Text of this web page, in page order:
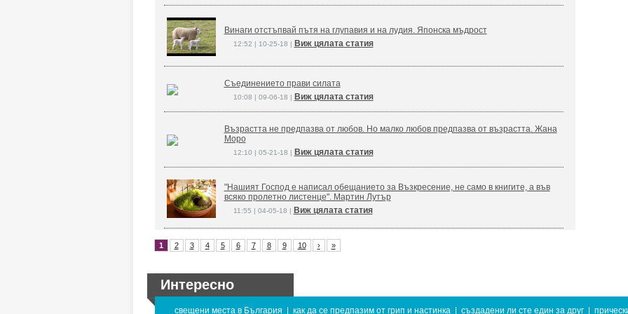
Винаги отстъпвай пътя на глупавия и на лудия. Японска мъдрост
12:52 | 10-25-18 | Виж цялата статия
Съединението прави силата
10:08 | 09-06-18 | Виж цялата статия
Възрастта не предпазва от любов. Но малко любов предпазва от възрастта. Жана
Моро
12:10 | 05-21-18 | Виж цялата статия
"Нашият Господ е написал обещанието за Възкресение, не само в книгите, а във
всяко пролетно листенце". Мартин Лутър
11:55 | 04-05-18 | Виж цялата статия
1 2 3 4 5 6 7 8 9 10 › »
Интересно
свещени места в България как да се предпазим от грип и настинка създадени ли сте един за друг